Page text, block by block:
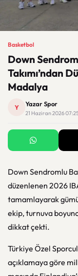
Basketbol
Down
Takımı’ndan
Madalya
Y Yazar Spor
21 Haziran 2026
Down Sendromlu
düzenlenen 2026
tamamlayarak
ekip, turnuva
dikkat çekti.
Türkiye Özel
açıklamaya göre